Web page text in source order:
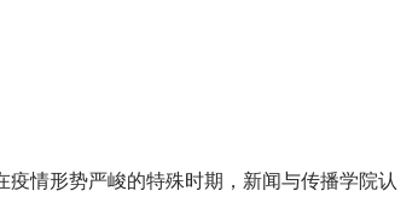
疫情形势严峻的特殊时期，新闻与传播学院认